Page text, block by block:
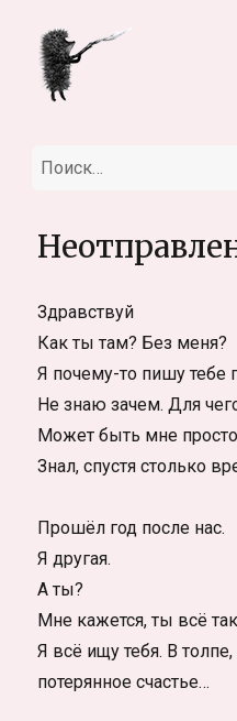
Искать:
Здравствуй
Как ты там? Без меня?
Я почему-то пишу тебе
Не знаю зачем. Для
Может быть мне
Знал, спустя столько
Прошёл год после нас.
Я другая.
А ты?
Мне кажется, ты всё
Я всё ищу тебя. В
потерянное счастье…